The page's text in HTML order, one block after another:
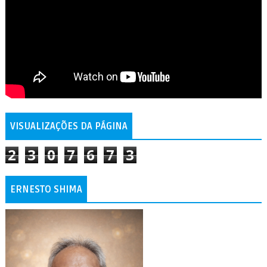
VISUALIZAÇÕES DA PÁGINA
2 3 0 7 6 7 3
ERNESTO SHIMA